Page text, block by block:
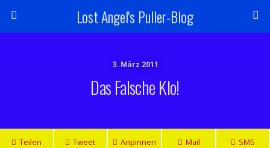
Lost Angel's Puller-Blog
3. März 2011
Das Falsche Klo!
Teilen Tweet Anpinnen Mail SMS